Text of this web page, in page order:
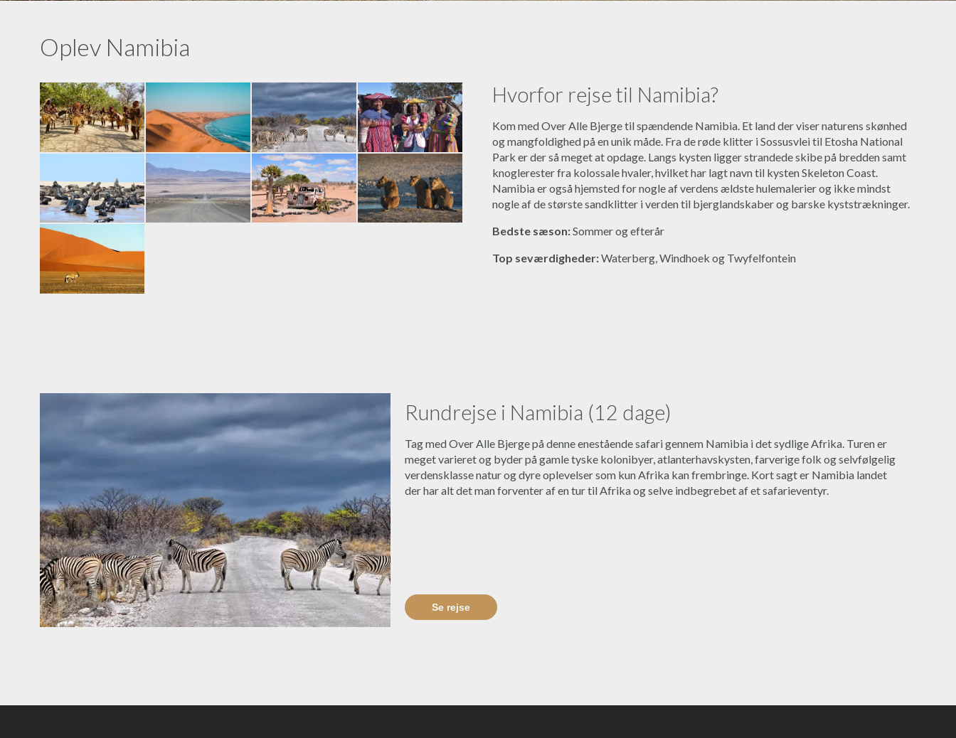
Oplev Namibia
Hvorfor rejse til Namibia?
Kom med Over Alle Bjerge til spændende Namibia. Et land der viser naturens skønhed
og mangfoldighed på en unik måde. Fra de røde klitter i Sossusvlei til Etosha National
Park er der så meget at opdage. Langs kysten ligger strandede skibe på bredden samt
knoglerester fra kolossale hvaler, hvilket har lagt navn til kysten Skeleton Coast.
Namibia er også hjemsted for nogle af verdens ældste hulemalerier og ikke mindst
nogle af de største sandklitter i verden til bjerglandskaber og barske kyststrækninger.
Bedste sæson:Sommer og efterår
Top seværdigheder:Waterberg, Windhoek og Twyfelfontein
Rundrejse i Namibia (12 dage)
Tag med Over Alle Bjerge på denne enestående safari gennem Namibia i det sydlige Afrika. Turen er
meget varieret og byder på gamle tyske kolonibyer, atlanterhavskysten, farverige folk og selvfølgelig
verdensklasse natur og dyre oplevelser som kun Afrika kan frembringe. Kort sagt er Namibia landet
der har alt det man forventer af en tur til Afrika og selve indbegrebet af et safarieventyr.
Se rejse